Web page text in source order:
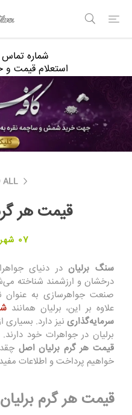
شماره
استعلام قیمت و خرید
ALL
قیمت هر
07 شهریور 1402
سنگ برلیان در دنیای
درخشان و ارزشمند شناخته می
صنعت جواهرسازی به عنوان
علاوه بر این، برلیان همانند
سرمایهگذارینیز دارد. بسیاری
برلیان در جواهراتخود دارند.
قیمت هر گرم برلیان اصل
خواهیم پرداختو اطلاعات
قیمت هر گرم